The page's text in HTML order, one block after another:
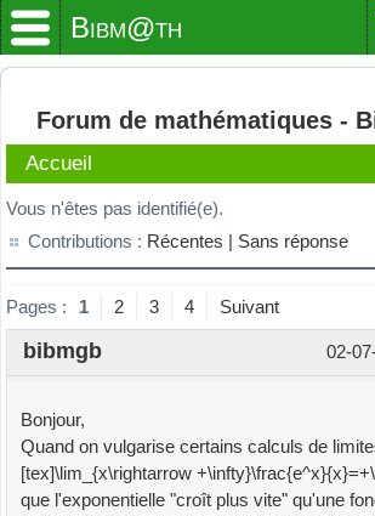
Bibm@th
Forum de mathématiques -
Accueil
Vous n'êtes pas identifié(e).
Contributions : Récentes | Sans réponse
Pages : 1 2 3 4 Suivant
02-
bibmgb
Bonjour,
Quand on vulgarise certains calculs de
[tex]\lim_{x\rightarrow
que l'exponentielle "croît plus vite" qu'une